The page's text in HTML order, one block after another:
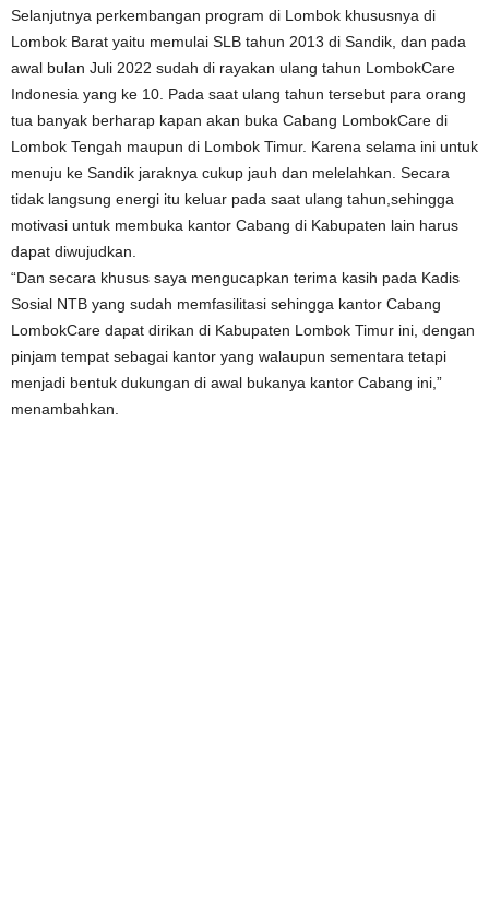
Selanjutnya perkembangan program di Lombok khususnya di
Lombok Barat yaitu memulai SLB tahun 2013 di Sandik, dan pada
awal bulan Juli 2022 sudah di rayakan ulang tahun LombokCare
Indonesia yang ke 10. Pada saat ulang tahun tersebut para orang
tua banyak berharap kapan akan buka Cabang LombokCare di
Lombok Tengah maupun di Lombok Timur. Karena selama ini untuk
menuju ke Sandik jaraknya cukup jauh dan melelahkan. Secara
tidak langsung energi itu keluar pada saat ulang tahun,sehingga
motivasi untuk membuka kantor Cabang di Kabupaten lain harus
dapat diwujudkan.
“Dan secara khusus saya mengucapkan terima kasih pada Kadis
Sosial NTB yang sudah memfasilitasi sehingga kantor Cabang
LombokCare dapat dirikan di Kabupaten Lombok Timur ini, dengan
pinjam tempat sebagai kantor yang walaupun sementara tetapi
menjadi bentuk dukungan di awal bukanya kantor Cabang ini,”
menambahkan.